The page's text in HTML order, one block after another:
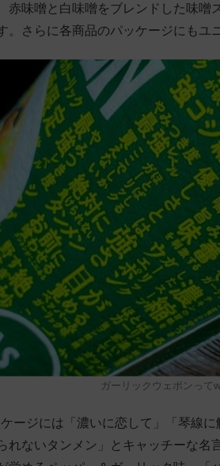
赤味噌と白味噌をブレンドした味噌
。さらに各商品のパッケージにも
ガーリックウェポンってw
ケージには「濃いに恋して」「琴線
れないタンメン」とキャッチーな名